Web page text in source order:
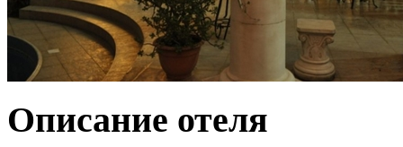
Описание отеля